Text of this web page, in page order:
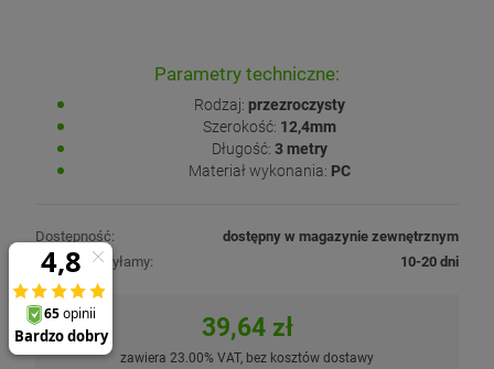
Parametry techniczne:
Rodzaj: przezroczysty
Szerokość: 12,4mm
Długość: 3 metry
Materiał wykonania: PC
Dostępność:
dostępny w magazynie zewnętrznym
Produkt wysyłamy:
10-20 dni
39,64 zł
zawiera 23.00% VAT, bez kosztów dostawy